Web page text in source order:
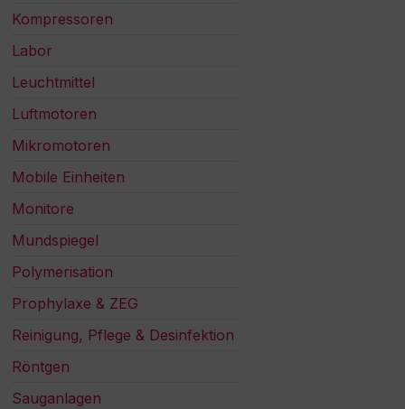
Kompressoren
Labor
Leuchtmittel
Luftmotoren
Mikromotoren
Mobile Einheiten
Monitore
Mundspiegel
Polymerisation
Prophylaxe & ZEG
Reinigung, Pflege & Desinfektion
Röntgen
Sauganlagen